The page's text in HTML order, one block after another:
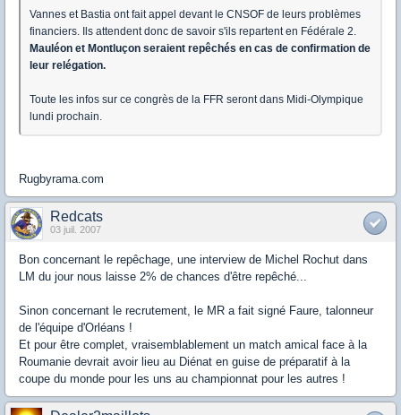
Vannes et Bastia ont fait appel devant le CNSOF de leurs problèmes
financiers. Ils attendent donc de savoir s'ils repartent en Fédérale 2.
Mauléon et Montluçon seraient repêchés en cas de confirmation de
leur relégation.
Toute les infos sur ce congrès de la FFR seront dans Midi-Olympique
lundi prochain.
Rugbyrama.com
Redcats
03 juil. 2007
Bon concernant le repêchage, une interview de Michel Rochut dans
LM du jour nous laisse 2% de chances d'être repêché...
Sinon concernant le recrutement, le MR a fait signé Faure, talonneur
de l'équipe d'Orléans !
Et pour être complet, vraisemblablement un match amical face à la
Roumanie devrait avoir lieu au Diénat en guise de préparatif à la
coupe du monde pour les uns au championnat pour les autres !